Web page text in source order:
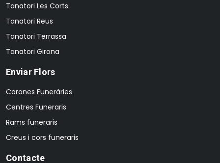
Tanatori Les Corts
Tanatori Reus
Tanatori Terrassa
Tanatori Girona
Enviar Flors
Corones Funeràries
Centres Funeraris
Rams funeraris
Creus i cors funeraris
Contacte